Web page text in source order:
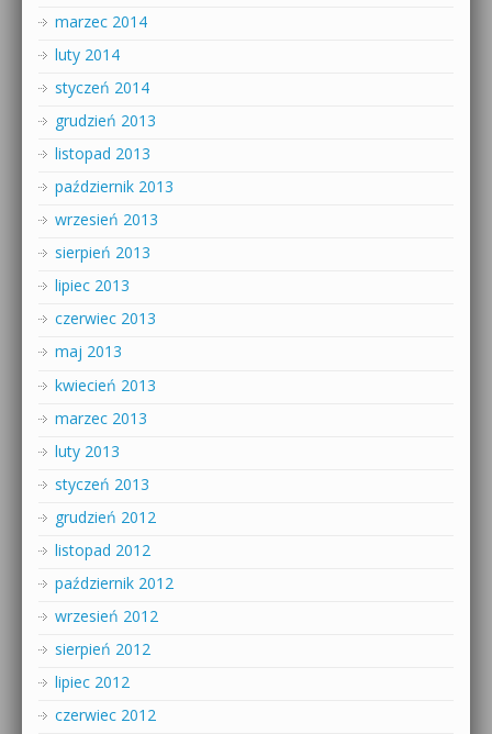
marzec 2014
luty 2014
styczeń 2014
grudzień 2013
listopad 2013
październik 2013
wrzesień 2013
sierpień 2013
lipiec 2013
czerwiec 2013
maj 2013
kwiecień 2013
marzec 2013
luty 2013
styczeń 2013
grudzień 2012
listopad 2012
październik 2012
wrzesień 2012
sierpień 2012
lipiec 2012
czerwiec 2012